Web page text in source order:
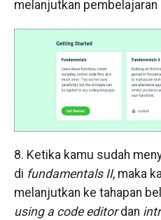
melanjutkan pembelajaran
8. Ketika kamu sudah
di fundamentals II, maka
melanjutkan ke tahapan
using a code editordan